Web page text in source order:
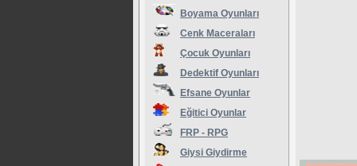
Boyama Oyunları
Cenk Maceraları
Çocuk Oyunları
Dedektif Oyunları
Efsane Oyunlar
Eğitici Oyunlar
FRP - RPG
Giysi Giydirme